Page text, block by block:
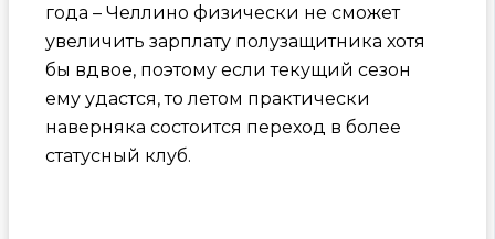
года – Челлино физически не сможет
увеличить зарплату полузащитника хотя
бы вдвое, поэтому если текущий сезон
ему удастся, то летом практически
наверняка состоится переход в более
статусный клуб.